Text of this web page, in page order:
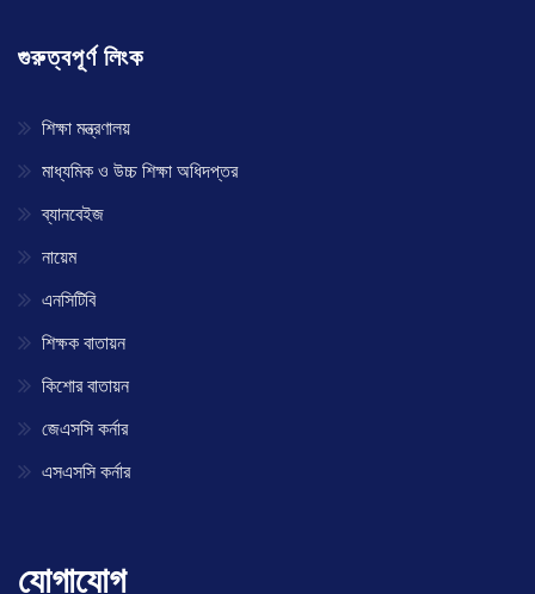
গুরুত্বপূর্ণ লিংক
শিক্ষা মন্ত্রণালয়
মাধ্যমিক ও উচ্চ শিক্ষা অধিদপ্তর
ব্যানবেইজ
নায়েম
এনসিটিবি
শিক্ষক বাতায়ন
কিশোর বাতায়ন
জেএসসি কর্নার
এসএসসি কর্নার
যোগাযোগ